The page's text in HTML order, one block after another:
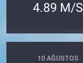
4.89 M/S
10 AĞUSTOS